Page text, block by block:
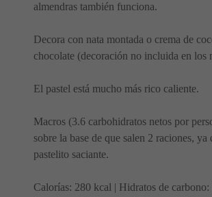
almendras también funciona.
Decora con nata montada o crema de
chocolate (decoración no incluida en los
El pastel está mucho más rico caliente.
Macros (3.6 carbohidratos netos por
sobre la base de que salen 2 raciones, ya
pastelito saciante.
Calorías: 280 kcal | Hidratos de carbono: